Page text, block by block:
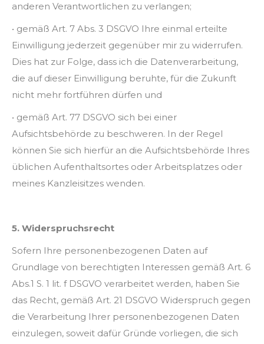
anderen Verantwortlichen zu verlangen;
• gemäß Art. 7 Abs. 3 DSGVO Ihre einmal erteilte
Einwilligung jederzeit gegenüber mir zu widerrufen.
Dies hat zur Folge, dass ich die Datenverarbeitung,
die auf dieser Einwilligung beruhte, für die Zukunft
nicht mehr fortführen dürfen und
• gemäß Art. 77 DSGVO sich bei einer
Aufsichtsbehörde zu beschweren. In der Regel
können Sie sich hierfür an die Aufsichtsbehörde Ihres
üblichen Aufenthaltsortes oder Arbeitsplatzes oder
meines Kanzleisitzes wenden.
5. Widerspruchsrecht
Sofern Ihre personenbezogenen Daten auf
Grundlage von berechtigten Interessen gemäß Art. 6
Abs.1 S. 1 lit. f DSGVO verarbeitet werden, haben Sie
das Recht, gemäß Art. 21 DSGVO Widerspruch gegen
die Verarbeitung Ihrer personenbezogenen Daten
einzulegen, soweit dafür Gründe vorliegen, die sich